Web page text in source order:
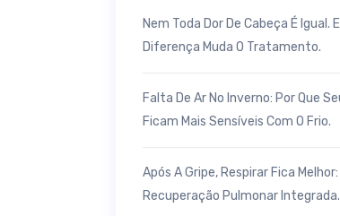
Nem Toda Dor De Cabeça É Igual.
Diferença Muda O Tratamento.
Falta De Ar No Inverno: Por Que
Ficam Mais Sensíveis Com O Frio.
Após A Gripe, Respirar Fica Melhor:
Recuperação Pulmonar Integrada.